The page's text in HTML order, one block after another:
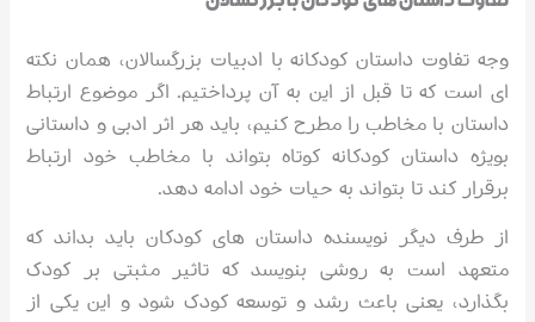
وجه تفاوت داستان کودکانه با ادبیات بزرگسالان، همان نکته
ای است که تا قبل از این به آن پرداختیم. اگر موضوع ارتباط
داستان با مخاطب را مطرح کنیم، باید هر اثر ادبی و داستانی
بویژه داستان کودکانه کوتاه بتواند با مخاطب خود ارتباط
برقرار کند تا بتواند به حیات خود ادامه دهد.
از طرف دیگر نویسنده داستان های کودکان باید بداند که
متعهد است به روشی بنویسد که تاثیر مثبتی بر کودک
بگذارد، یعنی باعث رشد و توسعه کودک شود و این یکی از